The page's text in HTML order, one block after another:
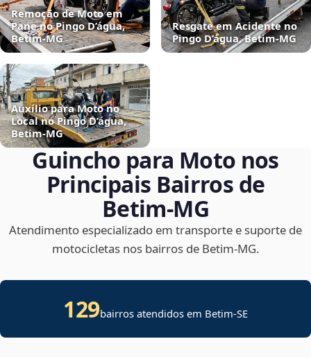
Remoção de Moto em
Pane no Pingo D’água,
Betim‑MG
Resgate em Acidente no
Pingo D’água, Betim‑MG
Auxílio para Moto no
Local no Pingo D’água,
Betim‑MG
Guincho para Moto nos
Principais Bairros de
Betim‑MG
Atendimento especializado em transporte e suporte de
motocicletas nos bairros de Betim‑MG.
129bairros atendidos em Betim-SE